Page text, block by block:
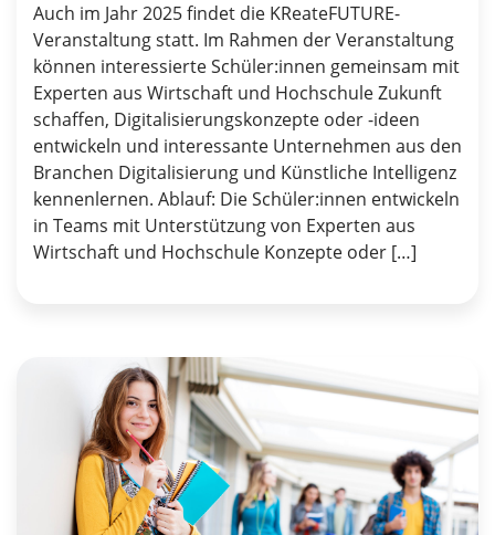
Auch im Jahr 2025 findet die KReateFUTURE-
Veranstaltung statt. Im Rahmen der Veranstaltung
können interessierte Schüler:innen gemeinsam mit
Experten aus Wirtschaft und Hochschule Zukunft
schaffen, Digitalisierungskonzepte oder -ideen
entwickeln und interessante Unternehmen aus den
Branchen Digitalisierung und Künstliche Intelligenz
kennenlernen. Ablauf: Die Schüler:innen entwickeln
in Teams mit Unterstützung von Experten aus
Wirtschaft und Hochschule Konzepte oder […]